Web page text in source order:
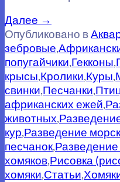
Далее →
Опубликовано в
зебровые,
попугайчики,Гекконы,
крысы,Кролики,Куры,
свинки,Песчанки,
африканских ежей,
животных,
кур,Разведение
песчанок,
хомяков,Рисовка
хомяки,Статьи,